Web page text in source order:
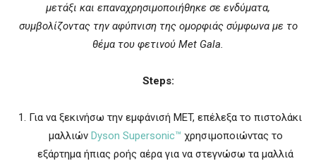
μετάξι και επαναχρησιμοποιήθηκε σε ενδύματα,
συμβολίζοντας την αφύπνιση της ομορφιάς σύμφωνα με το
θέμα του φετινού Met Gala.
Steps:
Για να ξεκινήσω την εμφάνισή MET, επέλεξα το πιστολάκι
μαλλιών Dyson Supersonic™ χρησιμοποιώντας το
εξάρτημα ήπιας ροής αέρα για να στεγνώσω τα μαλλιά